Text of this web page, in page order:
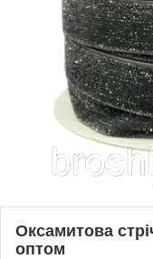
Оксамитова
оптом